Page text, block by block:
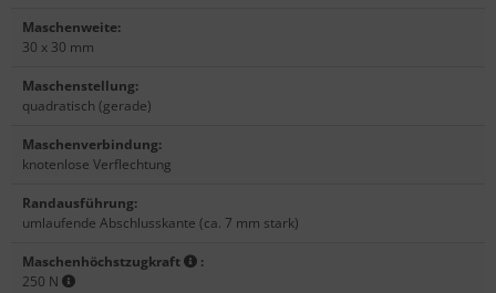
Maschenweite:
30 x 30 mm
Maschenstellung:
quadratisch (gerade)
Maschenverbindung:
knotenlose Verflechtung
Randausführung:
umlaufende Abschlusskante (ca. 7 mm stark)
Maschenhöchstzugkraft
:
250 N